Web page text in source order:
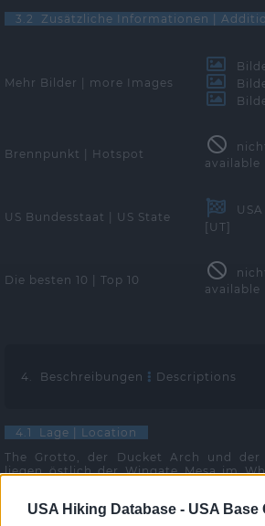
USA Hiking Database - USA Base
3.2 Zusätzliche Informationen |
Mehr Bilder | more Images
Brennpunkt | Hotspot
available
US Bundesstaat | US State
[UT]
Die besten 10 | Top 10
available
4. Beschreibungen Descriptions
4.1 Lage | Location
The Grotto, der Ducket Arch und der
liegen östlich der Wingate Mesa im